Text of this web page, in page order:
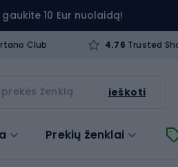
10 Eur nuolaidą!
Club 4.76 Trusted
ieškoti
Prekių ženklai